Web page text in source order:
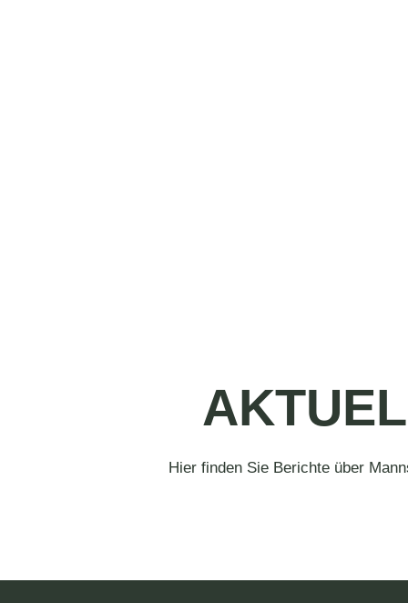
Hier finden Sie Berichte über